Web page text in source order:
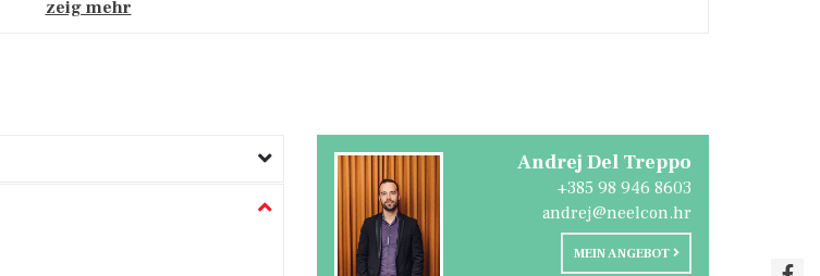
zeig mehr
Andrej Del Treppo
+385 98 946 8603
andrej@neelcon.hr
MEIN ANGEBOT